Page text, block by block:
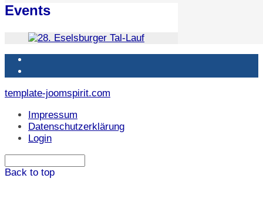
Events
template-joomspirit.com
Impressum
Datenschutzerklärung
Login
Back to top